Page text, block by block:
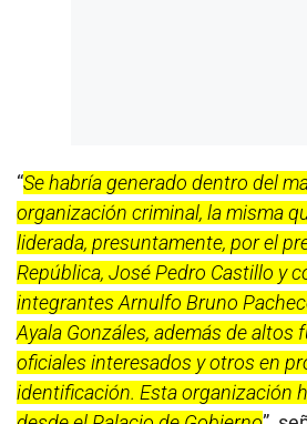
“Se habría generado dentro del